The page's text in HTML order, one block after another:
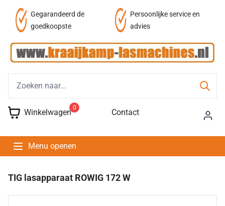
Gegarandeerd de
goedkoopste
Persoonlijke service en
advies
Winkelwagen 0 Contact
Menu openen
TIG lasapparaat ROWIG 172 W